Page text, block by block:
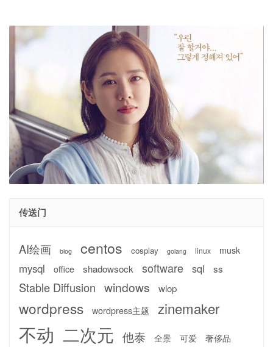
传送门
AI绘画 blog centos cosplay golang linux musk
mysql office shadowsock software sql ss
Stable Diffusion windows wlop
wordpress wordpress主题 zinemaker
不动 二次元 他泰 全景 可爱 奢侈品